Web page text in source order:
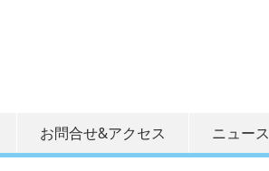
お問合せ&アクセス ニュース